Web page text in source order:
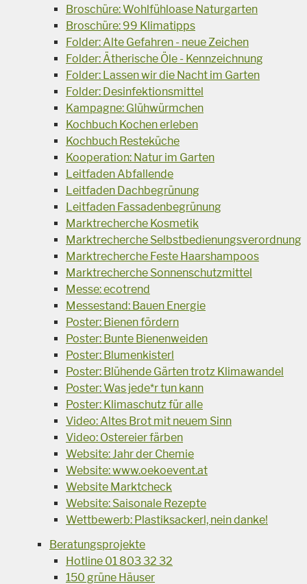
Broschüre: Wohlfühloase Naturgarten
Broschüre: 99 Klimatipps
Folder: Alte Gefahren - neue Zeichen
Folder: Ätherische Öle - Kennzeichnung
Folder: Lassen wir die Nacht im Garten
Folder: Desinfektionsmittel
Kampagne: Glühwürmchen
Kochbuch Kochen erleben
Kochbuch Resteküche
Kooperation: Natur im Garten
Leitfaden Abfallende
Leitfaden Dachbegrünung
Leitfaden Fassadenbegrünung
Marktrecherche Kosmetik
Marktrecherche Selbstbedienungsverordnung
Marktrecherche Feste Haarshampoos
Marktrecherche Sonnenschutzmittel
Messe: ecotrend
Messestand: Bauen Energie
Poster: Bienen fördern
Poster: Bunte Bienenweiden
Poster: Blumenkisterl
Poster: Blühende Gärten trotz Klimawandel
Poster: Was jede*r tun kann
Poster: Klimaschutz für alle
Video: Altes Brot mit neuem Sinn
Video: Ostereier färben
Website: Jahr der Chemie
Website: www.oekoevent.at
Website Marktcheck
Website: Saisonale Rezepte
Wettbewerb: Plastiksackerl, nein danke!
Beratungsprojekte
Hotline 01 803 32 32
150 grüne Häuser